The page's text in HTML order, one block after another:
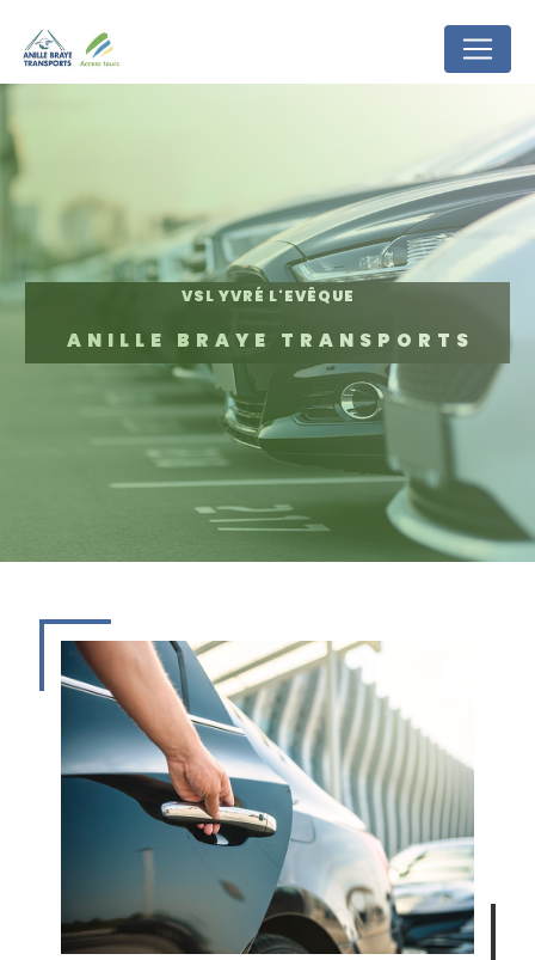
VSL YVRÉ L'EVÊQUE
ANILLE BRAYE TRANSPORTS